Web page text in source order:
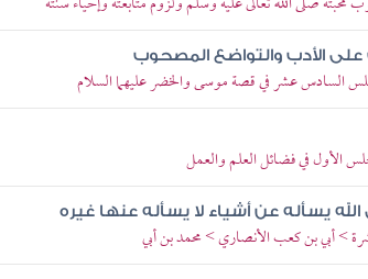
الأدب والتواضع المصحوب
السادس عشر في قصة موسى والخضر عليهما السلام
الأول في فضائل العلم والعمل
يسأله عن أشياء لا يسأله عنها غيره
> أبي بن كعب الأنصاري > محمد بن أبي